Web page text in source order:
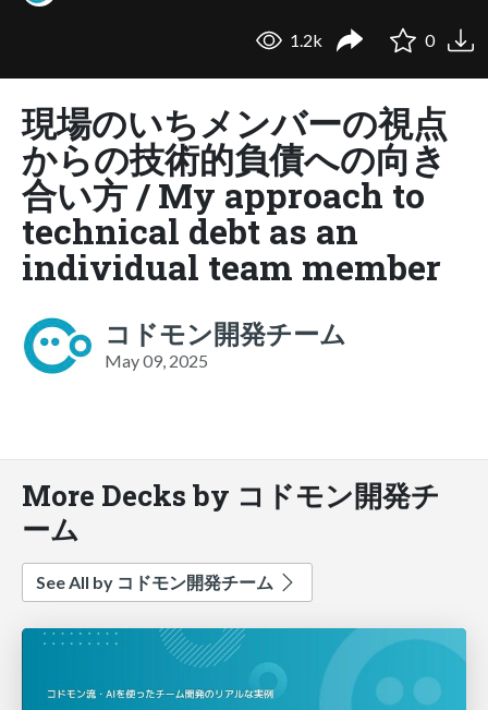
1.2k 0
現場のいちメンバーの視点
からの技術的負債への向き
合い方 / My approach to
technical debt as an
individual team member
コドモン開発チーム
May 09, 2025
More Decks by コドモン開発チ
ーム
See All by コドモン開発チーム